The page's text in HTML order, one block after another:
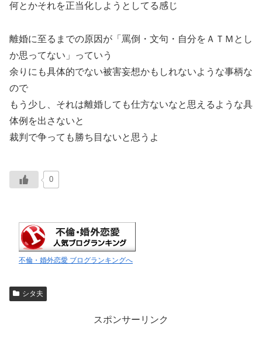
何とかそれを正当化しようとしてる感じ
離婚に至るまでの原因が「罵倒・文句・自分をＡＴＭとし
か思ってない」っていう
余りにも具体的でない被害妄想かもしれないような事柄な
ので
もう少し、それは離婚しても仕方ないなと思えるような具
体例を出さないと
裁判で争っても勝ち目ないと思うよ
0
不倫・婚外恋愛 ブログランキングへ
シタ夫
スポンサーリンク